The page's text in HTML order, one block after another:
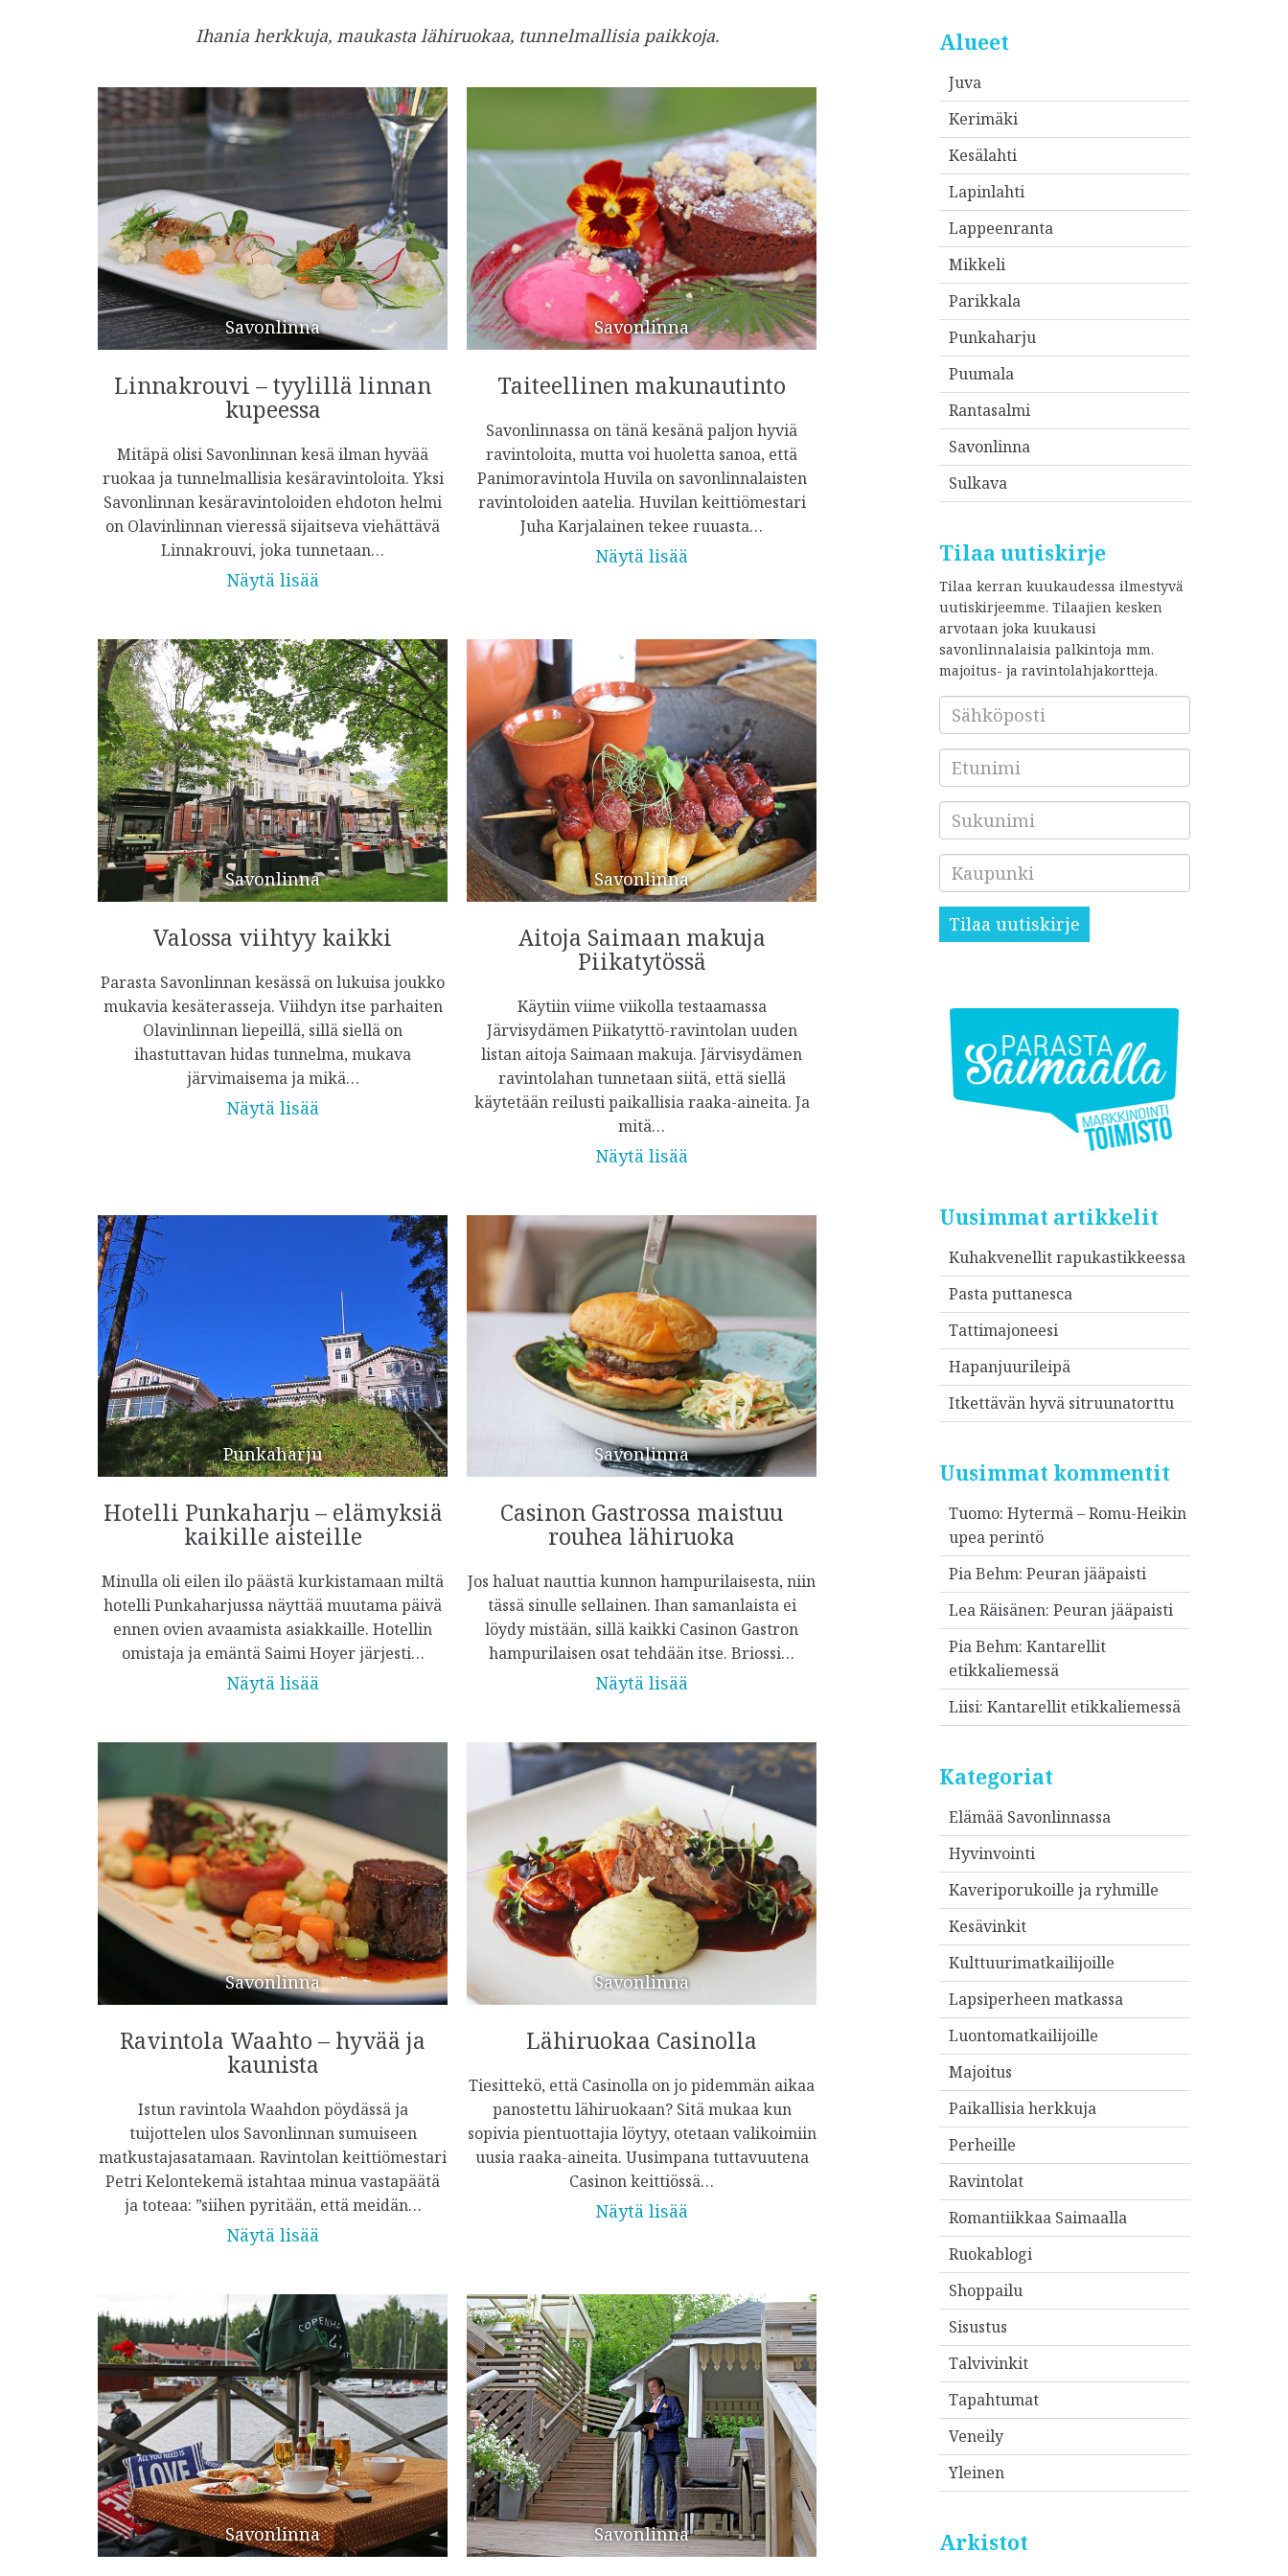
Ihania herkkuja, maukasta lähiruokaa, tunnelmallisia paikkoja.
Savonlinna
Linnakrouvi – tyylillä linnan
kupeessa
Mitäpä olisi Savonlinnan kesä ilman hyvää
ruokaa ja tunnelmallisia kesäravintoloita. Yksi
Savonlinnan kesäravintoloiden ehdoton helmi
on Olavinlinnan vieressä sijaitseva viehättävä
Linnakrouvi, joka tunnetaan…
Näytä lisää
Savonlinna
Taiteellinen makunautinto
Savonlinnassa on tänä kesänä paljon hyviä
ravintoloita, mutta voi huoletta sanoa, että
Panimoravintola Huvila on savonlinnalaisten
ravintoloiden aatelia. Huvilan keittiömestari
Juha Karjalainen tekee ruuasta…
Näytä lisää
Savonlinna
Valossa viihtyy kaikki
Parasta Savonlinnan kesässä on lukuisa joukko
mukavia kesäterasseja. Viihdyn itse parhaiten
Olavinlinnan liepeillä, sillä siellä on
ihastuttavan hidas tunnelma, mukava
järvimaisema ja mikä…
Näytä lisää
Savonlinna
Aitoja Saimaan makuja
Piikatytössä
Käytiin viime viikolla testaamassa
Järvisydämen Piikatyttö-ravintolan uuden
listan aitoja Saimaan makuja. Järvisydämen
ravintolahan tunnetaan siitä, että siellä
käytetään reilusti paikallisia raaka-aineita. Ja
mitä…
Näytä lisää
Punkaharju
Hotelli Punkaharju – elämyksiä
kaikille aisteille
Minulla oli eilen ilo päästä kurkistamaan miltä
hotelli Punkaharjussa näyttää muutama päivä
ennen ovien avaamista asiakkaille. Hotellin
omistaja ja emäntä Saimi Hoyer järjesti…
Näytä lisää
Savonlinna
Casinon Gastrossa maistuu
rouhea lähiruoka
Jos haluat nauttia kunnon hampurilaisesta, niin
tässä sinulle sellainen. Ihan samanlaista ei
löydy mistään, sillä kaikki Casinon Gastron
hampurilaisen osat tehdään itse. Briossi…
Näytä lisää
Savonlinna
Ravintola Waahto – hyvää ja
kaunista
Istun ravintola Waahdon pöydässä ja
tuijottelen ulos Savonlinnan sumuiseen
matkustajasatamaan. Ravintolan keittiömestari
Petri Kelontekemä istahtaa minua vastapäätä
ja toteaa: ”siihen pyritään, että meidän…
Näytä lisää
Savonlinna
Lähiruokaa Casinolla
Tiesittekö, että Casinolla on jo pidemmän aikaa
panostettu lähiruokaan? Sitä mukaa kun
sopivia pientuottajia löytyy, otetaan valikoimiin
uusia raaka-aineita. Uusimpana tuttavuutena
Casinon keittiössä…
Näytä lisää
Savonlinna Savonlinna
Alueet
Juva
Kerimäki
Kesälahti
Lapinlahti
Lappeenranta
Mikkeli
Parikkala
Punkaharju
Puumala
Rantasalmi
Savonlinna
Sulkava
Tilaa uutiskirje
Tilaa kerran kuukaudessa ilmestyvä
uutiskirjeemme. Tilaajien kesken
arvotaan joka kuukausi
savonlinnalaisia palkintoja mm.
majoitus- ja ravintolahjakortteja.
Sähköposti
Etunimi
Sukunimi
Kaupunki
Tilaa uutiskirje
Uusimmat artikkelit
Kuhakvenellit rapukastikkeessa
Pasta puttanesca
Tattimajoneesi
Hapanjuurileipä
Itkettävän hyvä sitruunatorttu
Uusimmat kommentit
Tuomo: Hytermä – Romu-Heikin
upea perintö
Pia Behm: Peuran jääpaisti
Lea Räisänen: Peuran jääpaisti
Pia Behm: Kantarellit
etikkaliemessä
Liisi: Kantarellit etikkaliemessä
Kategoriat
Elämää Savonlinnassa
Hyvinvointi
Kaveriporukoille ja ryhmille
Kesävinkit
Kulttuurimatkailijoille
Lapsiperheen matkassa
Luontomatkailijoille
Majoitus
Paikallisia herkkuja
Perheille
Ravintolat
Romantiikkaa Saimaalla
Ruokablogi
Shoppailu
Sisustus
Talvivinkit
Tapahtumat
Veneily
Yleinen
Arkistot